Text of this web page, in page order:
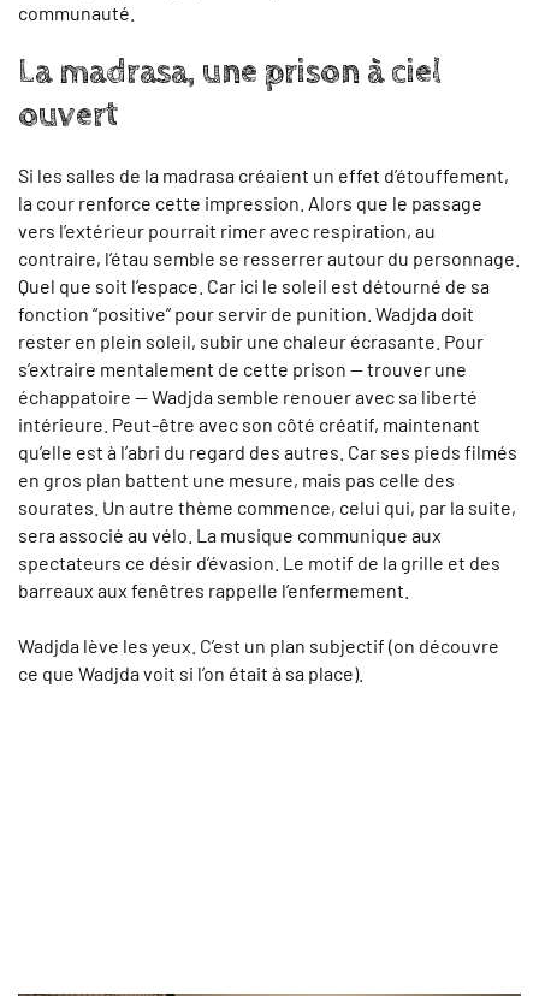
communauté.
La madrasa, une prison à ciel
ouvert
Si les salles de la madrasa créaient un effet d’étouffement,
la cour renforce cette impression. Alors que le passage
vers l’extérieur pourrait rimer avec respiration, au
contraire, l’étau semble se resserrer autour du personnage.
Quel que soit l’espace. Car ici le soleil est détourné de sa
fonction “positive” pour servir de punition. Wadjda doit
rester en plein soleil, subir une chaleur écrasante. Pour
s’extraire mentalement de cette prison — trouver une
échappatoire — Wadjda semble renouer avec sa liberté
intérieure. Peut-être avec son côté créatif, maintenant
qu’elle est à l’abri du regard des autres. Car ses pieds filmés
en gros plan battent une mesure, mais pas celle des
sourates. Un autre thème commence, celui qui, par la suite,
sera associé au vélo. La musique communique aux
spectateurs ce désir d’évasion. Le motif de la grille et des
barreaux aux fenêtres rappelle l’enfermement.
Wadjda lève les yeux. C’est un plan subjectif (on découvre
ce que Wadjda voit si l’on était à sa place).